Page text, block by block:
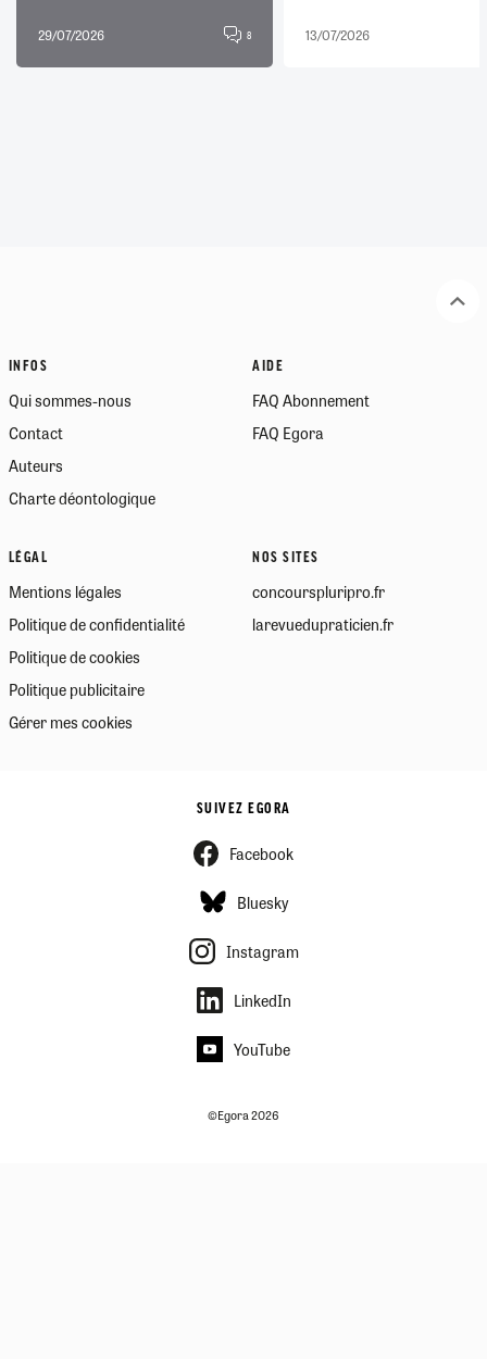
29/07/2026 8 13/07/2026
INFOS
Qui sommes-nous
Contact
Auteurs
Charte déontologique
AIDE
FAQ Abonnement
FAQ Egora
LÉGAL
Mentions légales
Politique de confidentialité
Politique de cookies
Politique publicitaire
Gérer mes cookies
NOS SITES
concourspluripro.fr
larevuedupraticien.fr
SUIVEZ EGORA
Facebook
Bluesky
Instagram
LinkedIn
YouTube
©Egora 2026